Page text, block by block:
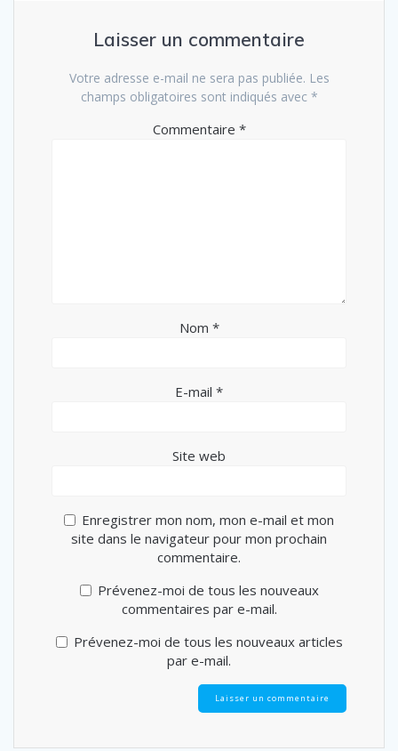
Laisser un commentaire
Votre adresse e-mail ne sera pas publiée. Les
champs obligatoires sont indiqués avec *
Commentaire *
Nom *
E-mail *
Site web
Enregistrer mon nom, mon e-mail et mon
site dans le navigateur pour mon prochain
commentaire.
Prévenez-moi de tous les nouveaux
commentaires par e-mail.
Prévenez-moi de tous les nouveaux articles
par e-mail.